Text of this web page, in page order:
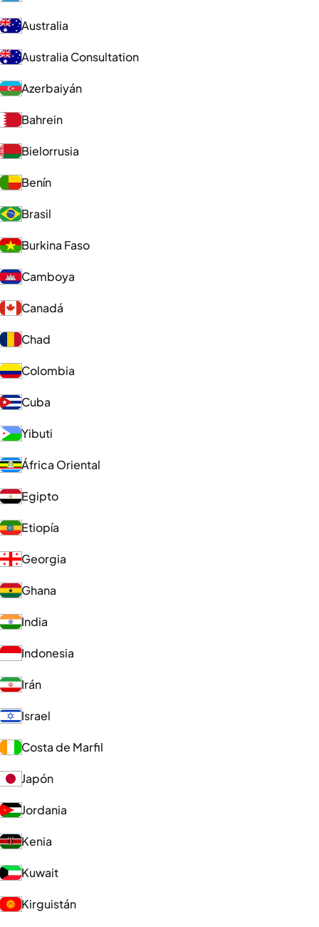
Australia
Australia Consultation
Azerbaiyán
Bahrein
Bielorrusia
Benín
Brasil
Burkina Faso
Camboya
Canadá
Chad
Colombia
Cuba
Yibuti
África Oriental
Egipto
Etiopía
Georgia
Ghana
India
Indonesia
Irán
Israel
Costa de Marfil
Japón
Jordania
Kenia
Kuwait
Kirguistán